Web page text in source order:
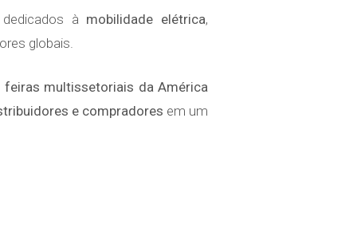
à mobilidade elétrica,
globais.
feiras multissetoriais da América
e compradores em um